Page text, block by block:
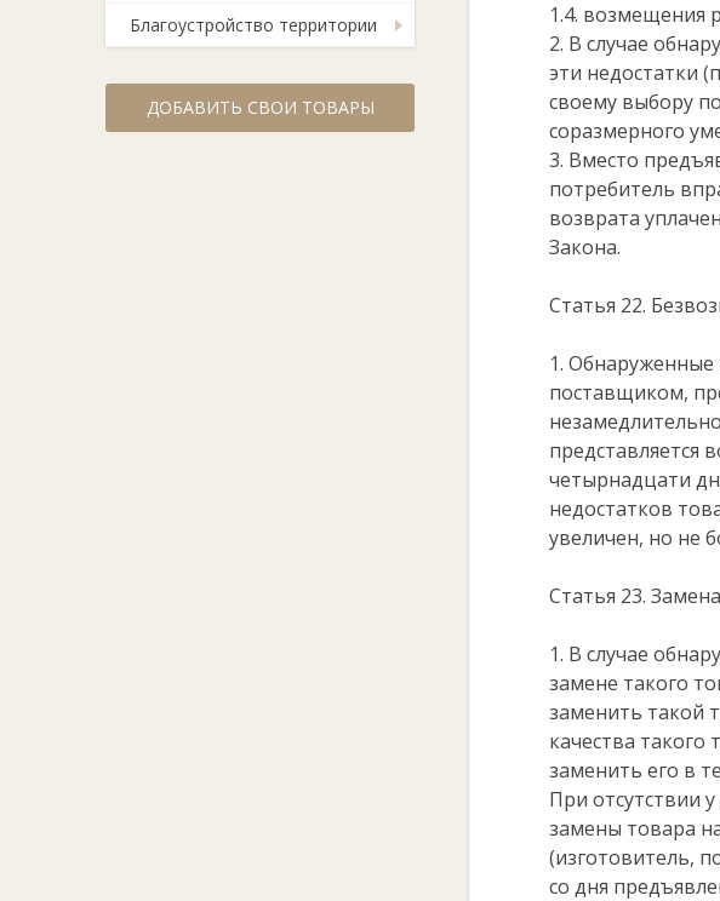
Благоустройство территории
ДОБАВИТЬ СВОИ ТОВАРЫ
1.4. возмещения
2. В случае
эти недостатки
своему выбору
соразмерного
3. Вместо
потребитель
возврата
Закона.
Статья 22.
1.
поставщиком,
четырнадцати
недостатков
увеличен, но не
Статья 23.
1. В случае
замене такого
заменить такой
качества
заменить его в
При отсутствии
замены товара
(изготовитель,
со дня